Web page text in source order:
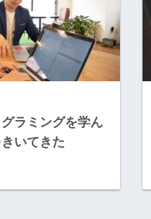
ラミングを学ん
いてきた